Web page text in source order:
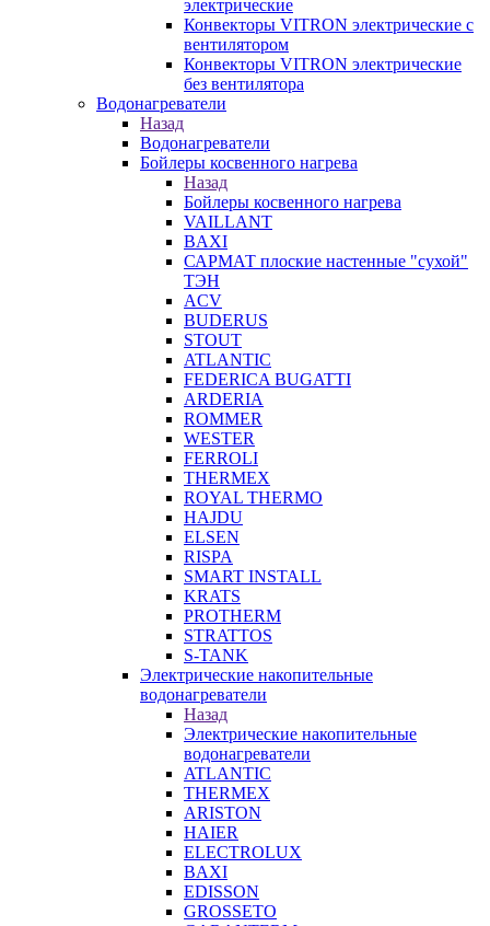
электрические
Конвекторы VITRON электрические с
вентилятором
Конвекторы VITRON электрические
без вентилятора
Водонагреватели
Назад
Водонагреватели
Бойлеры косвенного нагрева
Назад
Бойлеры косвенного нагрева
VAILLANT
BAXI
САРМАТ плоские настенные "сухой"
ТЭН
ACV
BUDERUS
STOUT
ATLANTIC
FEDERICA BUGATTI
ARDERIA
ROMMER
WESTER
FERROLI
THERMEX
ROYAL THERMO
HAJDU
ELSEN
RISPA
SMART INSTALL
KRATS
PROTHERM
STRATTOS
S-TANK
Электрические накопительные
водонагреватели
Назад
Электрические накопительные
водонагреватели
ATLANTIC
THERMEX
ARISTON
HAIER
ELECTROLUX
BAXI
EDISSON
GROSSETO